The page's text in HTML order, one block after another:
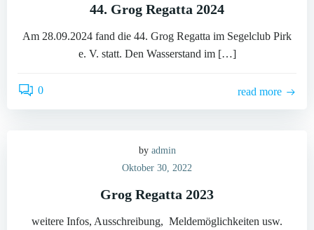
44. Grog Regatta 2024
Am 28.09.2024 fand die 44. Grog Regatta im Segelclub Pirk
e. V. statt. Den Wasserstand im […]
0 read more
by admin
Oktober 30, 2022
Grog Regatta 2023
weitere Infos, Ausschreibung, Meldemöglichkeiten usw.